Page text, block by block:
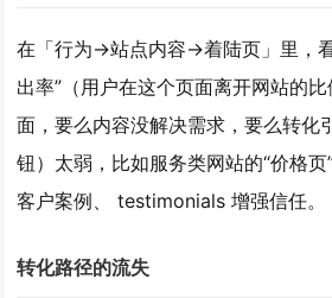
在 「行为→站点内容→着陆页」 里，
出率”（用户在这个页面离开网站的
面，要么内容没解决需求，要么转化
钮）太弱，比如服务类网站的“价格
客户案例、 testimonials 增强信任。
转化路径的流失